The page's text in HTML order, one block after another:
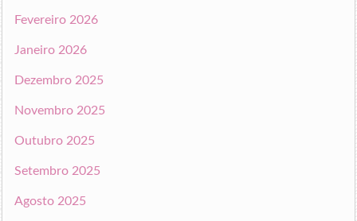
Fevereiro 2026
Janeiro 2026
Dezembro 2025
Novembro 2025
Outubro 2025
Setembro 2025
Agosto 2025